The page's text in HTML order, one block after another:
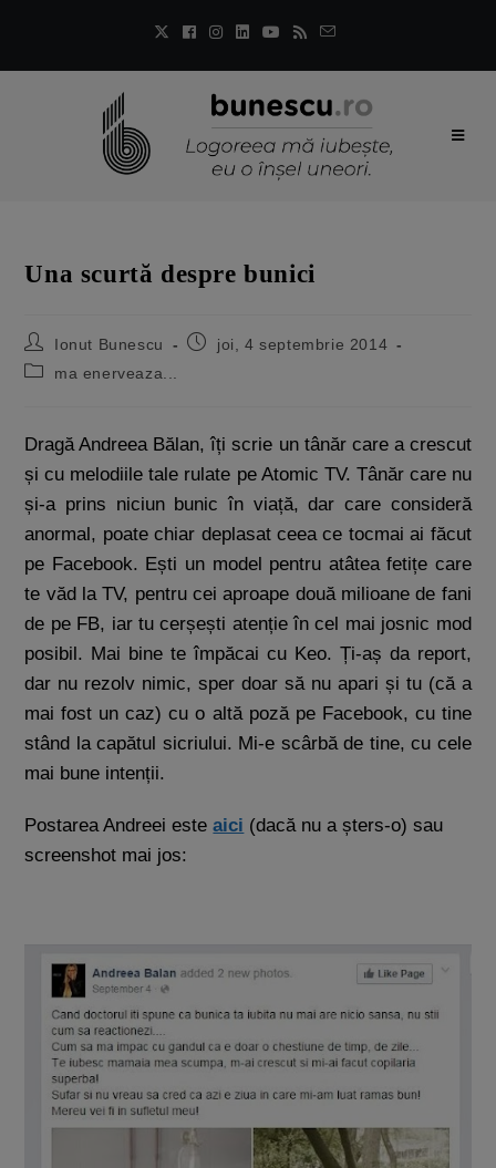
Una scurtă despre bunici
Ionut Bunescu
joi, 4 septembrie 2014
ma enerveaza...
Dragă Andreea Bălan, îți scrie un tânăr care a crescut
și cu melodiile tale rulate pe Atomic TV. Tânăr care nu
și-a prins niciun bunic în viață, dar care consideră
anormal, poate chiar deplasat ceea ce tocmai ai făcut
pe Facebook. Ești un model pentru atâtea fetițe care
te văd la TV, pentru cei aproape două milioane de fani
de pe FB, iar tu cerșești atenție în cel mai josnic mod
posibil. Mai bine te împăcai cu Keo. Ți-aș da report,
dar nu rezolv nimic, sper doar să nu apari și tu (că a
mai fost un caz) cu o altă poză pe Facebook, cu tine
stând la capătul sicriului. Mi-e scârbă de tine, cu cele
mai bune intenții.
Postarea Andreei esteaici (dacă nu a șters-o) sau
screenshot mai jos: